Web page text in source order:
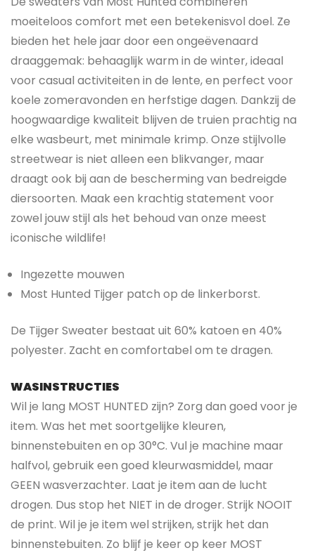
moeiteloos comfort met een betekenisvol doel. Ze
bieden het hele jaar door een ongeëvenaard
draaggemak: behaaglijk warm in de winter, ideaal
voor casual activiteiten in de lente, en perfect voor
koele zomeravonden en herfstige dagen. Dankzij de
hoogwaardige kwaliteit blijven de truien prachtig na
elke wasbeurt, met minimale krimp. Onze stijlvolle
streetwear is niet alleen een blikvanger, maar
draagt ook bij aan de bescherming van bedreigde
diersoorten. Maak een krachtig statement voor
zowel jouw stijl als het behoud van onze meest
iconische wildlife!
Ingezette mouwen
Most Hunted Tijger patch op de linkerborst.
De Tijger Sweater bestaat uit 60% katoen en 40%
polyester. Zacht en comfortabel om te dragen.
WASINSTRUCTIES
Wil je lang MOST HUNTED zijn? Zorg dan goed voor je
item. Was het met soortgelijke kleuren,
binnenstebuiten en op 30°C. Vul je machine maar
halfvol, gebruik een goed kleurwasmiddel, maar
GEEN wasverzachter. Laat je item aan de lucht
drogen. Dus stop het NIET in de droger. Strijk NOOIT
de print. Wil je je item wel strijken, strijk het dan
binnenstebuiten. Zo blijf je keer op keer MOST